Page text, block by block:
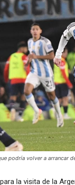
podría volver a arrancar
la visita de la